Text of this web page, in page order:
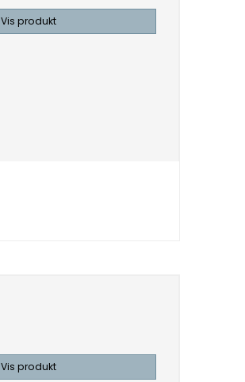
Vis produkt
Vis produkt